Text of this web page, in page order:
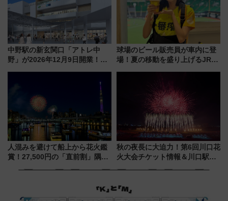
中野駅の新玄関口「アトレ中
野」が2026年12月9日開業！新
球場のビール販売員が車内に登
場！夏の移動を盛り上げるJR九
月7日限定 ソフトバンクホーク
人混みを避けて船上から花火鑑
賞！27,500円の「直前割」隅田
秋の夜長に大迫力！第6回川口花
火大会チケット情報＆川口駅か